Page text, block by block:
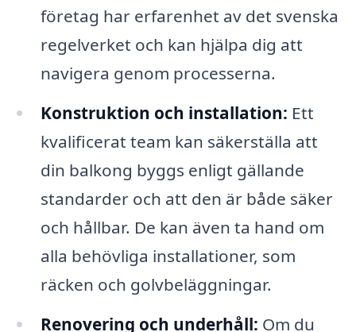
företag har erfarenhet av det svenska
regelverket och kan hjälpa dig att
navigera genom processerna.
Konstruktion och installation: Ett
kvalificerat team kan säkerställa att
din balkong byggs enligt gällande
standarder och att den är både säker
och hållbar. De kan även ta hand om
alla behövliga installationer, som
räcken och golvbeläggningar.
Renovering och underhåll: Om du